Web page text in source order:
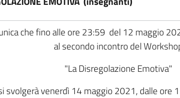
che fino alle ore 23:59 del 12 maggio
al secondo incontro del
"La Disregolazione Emotiva"
svolgerà venerdì 14 maggio 2021, dalle ore